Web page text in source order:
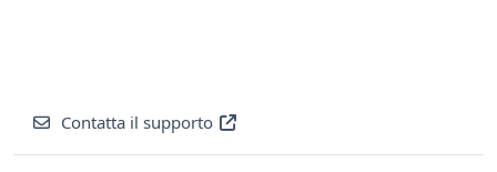
Contatta il supporto